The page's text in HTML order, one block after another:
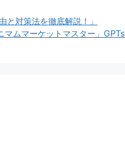
と対策法を徹底解説！」
マムマーケットマスター」GPTs